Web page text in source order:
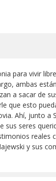
para vivir
ambas
a sacar de
que esto
Ahí, junto a
sus seres
reales
y sus